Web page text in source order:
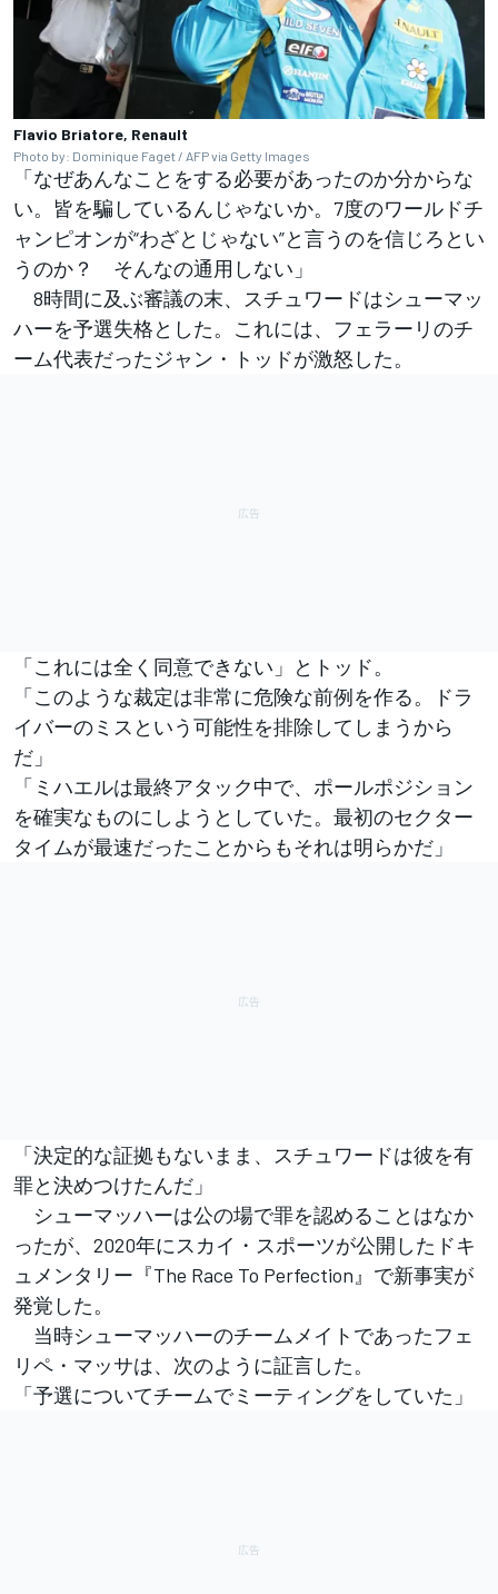
Flavio Briatore, Renault
Photo by: Dominique Faget / AFP via Getty Images
「なぜあんなことをする必要があったのか分からな
い。皆を騙しているんじゃないか。7度のワールドチ
ャンピオンが“わざとじゃない”と言うのを信じろとい
うのか？ そんなの通用しない」
8時間に及ぶ審議の末、スチュワードはシューマッ
ハーを予選失格とした。これには、フェラーリのチ
ーム代表だったジャン・トッドが激怒した。
「これには全く同意できない」とトッド。
「このような裁定は非常に危険な前例を作る。ドラ
イバーのミスという可能性を排除してしまうから
だ」
「ミハエルは最終アタック中で、ポールポジション
を確実なものにしようとしていた。最初のセクター
タイムが最速だったことからもそれは明らかだ」
「決定的な証拠もないまま、スチュワードは彼を有
罪と決めつけたんだ」
シューマッハーは公の場で罪を認めることはなか
ったが、2020年にスカイ・スポーツが公開したドキ
ュメンタリー『The Race To Perfection』で新事実が
発覚した。
当時シューマッハーのチームメイトであったフェ
リペ・マッサは、次のように証言した。
「予選についてチームでミーティングをしていた」